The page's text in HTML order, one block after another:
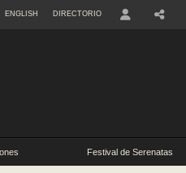
ENGLISH DIRECTORIO
Festival de Serenatas